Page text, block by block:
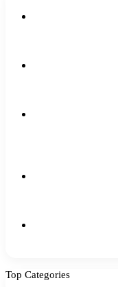
Top Categories